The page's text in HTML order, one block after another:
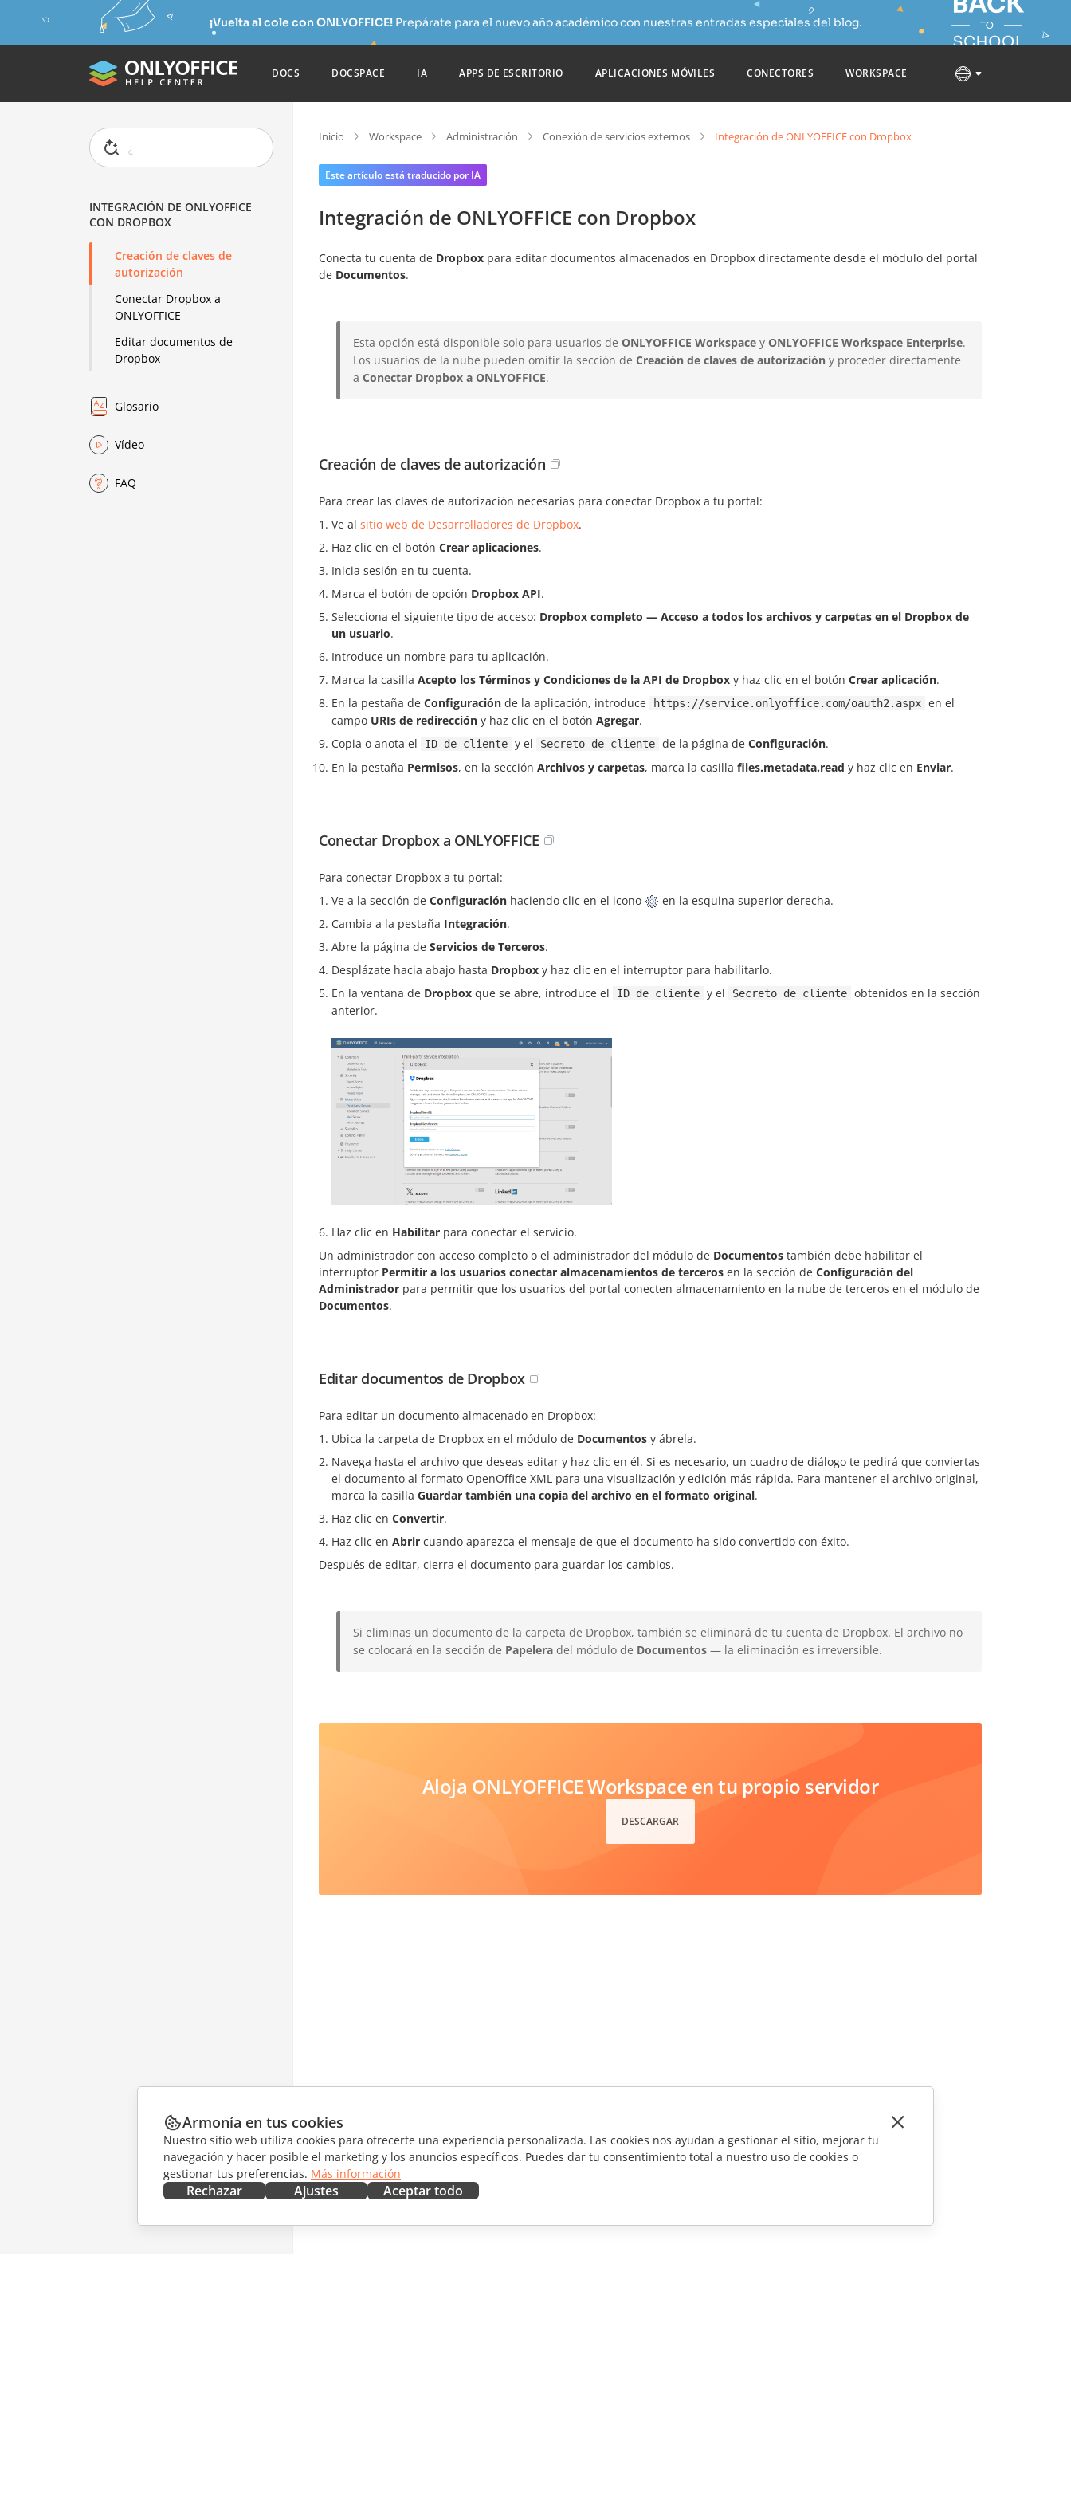
¡Vuelta al cole con ONLYOFFICE!Prepárate para el nuevo año académico con nuestras entradas especiales del blog.
DOCS DOCSPACE IA APPS DE ESCRITORIO APLICACIONES MÓVILES CONECTORES WORKSPACE
INTEGRACIÓN DE ONLYOFFICE
CON DROPBOX
Creación de claves de
autorización
Conectar Dropbox a
ONLYOFFICE
Editar documentos de
Dropbox
Glosario
Vídeo
FAQ
Inicio Workspace Administración Conexión de servicios externos Integración de ONLYOFFICE con Dropbox
Este artículo está traducido por IA
Integración de ONLYOFFICE con Dropbox
Conecta tu cuenta de Dropbox para editar documentos almacenados en Dropbox directamente desde el módulo del portal
de Documentos.
Esta opción está disponible solo para usuarios de ONLYOFFICE Workspace y ONLYOFFICE Workspace Enterprise.
Los usuarios de la nube pueden omitir la sección de Creación de claves de autorización y proceder directamente
a Conectar Dropbox a ONLYOFFICE.
Creación de claves de autorización
Para crear las claves de autorización necesarias para conectar Dropbox a tu portal:
Ve al sitio web de Desarrolladores de Dropbox.
Haz clic en el botón Crear aplicaciones.
Inicia sesión en tu cuenta.
Marca el botón de opción Dropbox API.
Selecciona el siguiente tipo de acceso: Dropbox completo — Acceso a todos los archivos y carpetas en el Dropbox de
un usuario.
Introduce un nombre para tu aplicación.
Marca la casilla Acepto los Términos y Condiciones de la API de Dropbox y haz clic en el botón Crear aplicación.
En la pestaña de Configuración de la aplicación, introduce https://service.onlyoffice.com/oauth2.aspx en el
campo URIs de redirección y haz clic en el botón Agregar.
Copia o anota el
ID de cliente y el Secreto de cliente de la página de Configuración.
En la pestaña Permisos, en la sección Archivos y carpetas, marca la casilla files.metadata.read y haz clic en Enviar.
Conectar Dropbox a ONLYOFFICE
Para conectar Dropbox a tu portal:
Ve a la sección de Configuración haciendo clic en el icono
en la esquina superior derecha.
Cambia a la pestaña Integración.
Abre la página de Servicios de Terceros.
Desplázate hacia abajo hasta Dropbox y haz clic en el interruptor para habilitarlo.
En la ventana de Dropbox que se abre, introduce el ID de cliente y el Secreto de cliente obtenidos en la sección
anterior.
Haz clic en Habilitar para conectar el servicio.
Un administrador con acceso completo o el administrador del módulo de Documentos también debe habilitar el
interruptor Permitir a los usuarios conectar almacenamientos de terceros en la sección de Configuración del
Administrador para permitir que los usuarios del portal conecten almacenamiento en la nube de terceros en el módulo de
Documentos.
Editar documentos de Dropbox
Para editar un documento almacenado en Dropbox:
Ubica la carpeta de Dropbox en el módulo de Documentos y ábrela.
Navega hasta el archivo que deseas editar y haz clic en él. Si es necesario, un cuadro de diálogo te pedirá que conviertas
el documento al formato OpenOffice XML para una visualización y edición más rápida. Para mantener el archivo original,
marca la casilla Guardar también una copia del archivo en el formato original.
Haz clic en Convertir.
Haz clic en Abrir cuando aparezca el mensaje de que el documento ha sido convertido con éxito.
Después de editar, cierra el documento para guardar los cambios.
Si eliminas un documento de la carpeta de Dropbox, también se eliminará de tu cuenta de Dropbox. El archivo no
se colocará en la sección de Papelera del módulo de Documentos — la eliminación es irreversible.
Aloja ONLYOFFICE Workspace en tu propio servidor
DESCARGAR
Armonía en tus cookies
Nuestro sitio web utiliza cookies para ofrecerte una experiencia personalizada. Las cookies nos ayudan a gestionar el sitio, mejorar tu
navegación y hacer posible el marketing y los anuncios específicos. Puedes dar tu consentimiento total a nuestro uso de cookies o
gestionar tus preferencias. Más información
Rechazar Ajustes Aceptar todo